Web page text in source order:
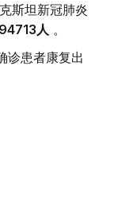
斯坦新冠肺炎
94713 人 。
诊患者康复出